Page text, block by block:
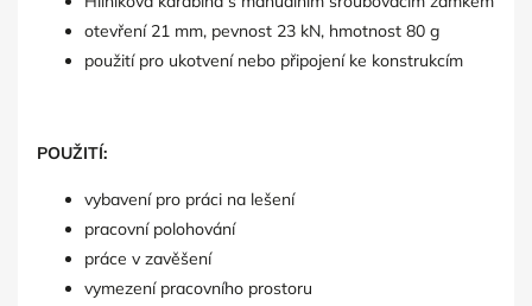
otevření 21 mm, pevnost 23 kN, hmotnost 80 g
použití pro ukotvení nebo připojení ke konstrukcím
POUŽITÍ:
vybavení pro práci na lešení
pracovní polohování
práce v zavěšení
vymezení pracovního prostoru